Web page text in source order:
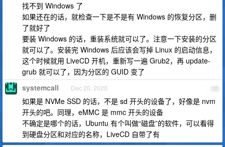
找不到 Windows 了
如果还在的话，就检查一下是不是有 Windows 的恢复分区，删
了就好了
要装 Windows 的话，重装系统就可以了。注意一下安装的分区
就可以了。安装完 Windows 后应该会写掉 Linux 的启动信息，
这个时候就用 LiveCD 开机，重新写一遍 Grub2，再 update-
grub 就可以了，因为分区的 GUID 变了
12
systemcall Dec 20, 2020
如果是 NVMe SSD 的话，不是 sd 开头的设备了，好像是 nvm
开头的吧。同理，eMMC 是 mmc 开头的设备
不确定是哪个的话，Ubuntu 有个叫做“磁盘”的软件，可以看得
到硬盘分区和对应的名称，LiveCD 自带了有